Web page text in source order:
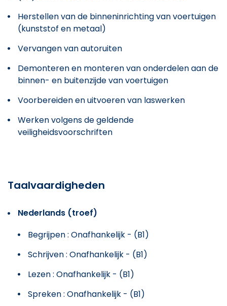
Herstellen van de binneninrichting van voertuigen
(kunststof en metaal)
Vervangen van autoruiten
Demonteren en monteren van onderdelen aan de
binnen- en buitenzijde van voertuigen
Voorbereiden en uitvoeren van laswerken
Werken volgens de geldende
veiligheidsvoorschriften
Taalvaardigheden
Nederlands (troef)
Begrijpen : Onafhankelijk - (B1)
Schrijven : Onafhankelijk - (B1)
Lezen : Onafhankelijk - (B1)
Spreken : Onafhankelijk - (B1)